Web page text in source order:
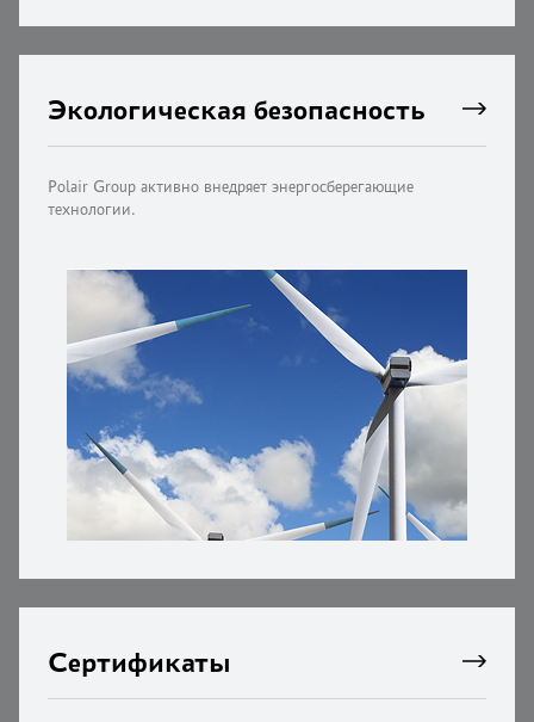
Экологическая безопасность
Polair Group активно внедряет энергосберегающие
технологии.
Сертификаты